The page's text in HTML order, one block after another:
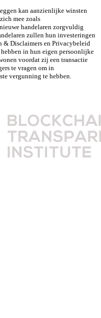
kan aanzienlijke winsten
mee zoals
handelaren zorgvuldig
zullen hun investeringen
& Disclaimers en Privacybeleid
in hun eigen persoonlijke
voordat zij een transactie
te vragen om in
vergunning te hebben.